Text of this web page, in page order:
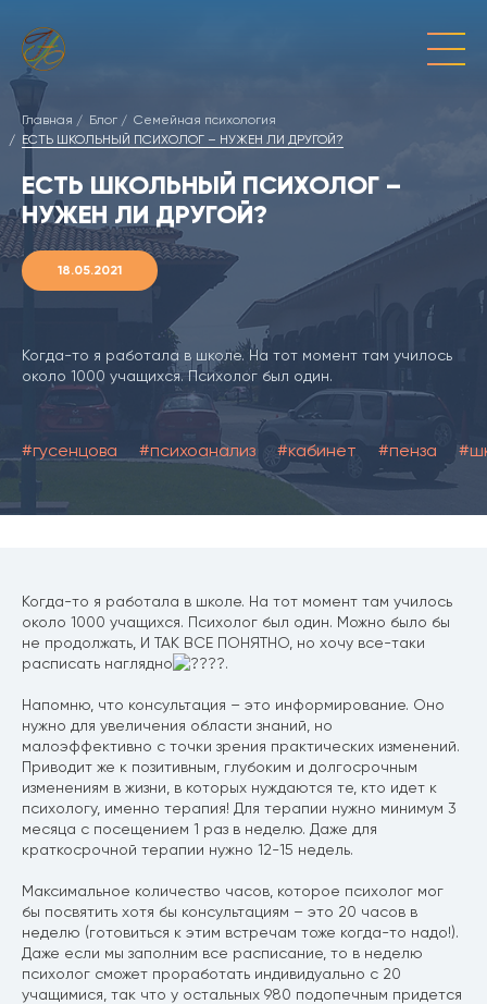
Главная Блог
Семейная психология
ЕСТЬ ШКОЛЬНЫЙ ПСИХОЛОГ – НУЖЕН ЛИ ДРУГОЙ?
ЕСТЬ ШКОЛЬНЫЙ ПСИХОЛОГ –
НУЖЕН ЛИ ДРУГОЙ?
18.05.2021
Когда-то я работала в школе. На тот момент там училось
около 1000 учащихся. Психолог был один.
#гусенцова #психоанализ #кабинет #пенза
Когда-то я работала в школе. На тот момент там училось
около 1000 учащихся. Психолог был один. Можно было бы
не продолжать, И ТАК ВСЕ ПОНЯТНО, но хочу все-таки
расписать наглядно
.
Напомню, что консультация – это информирование. Оно
нужно для увеличения области знаний, но
малоэффективно с точки зрения практических изменений.
Приводит же к позитивным, глубоким и долгосрочным
изменениям в жизни, в которых нуждаются те, кто идет к
психологу, именно терапия! Для терапии нужно минимум 3
месяца с посещением 1 раз в неделю. Даже для
краткосрочной терапии нужно 12-15 недель.
Максимальное количество часов, которое психолог мог
бы посвятить хотя бы консультациям – это 20 часов в
неделю (готовиться к этим встречам тоже когда-то надо!).
Даже если мы заполним все расписание, то в неделю
психолог сможет проработать индивидуально с 20
учащимися, так что у остальных 980 подопечным придется